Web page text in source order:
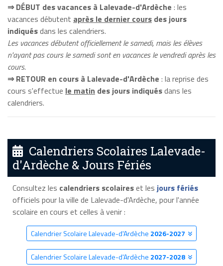
⇒ DÉBUT des vacances à Lalevade-d'Ardèche : les
vacances débutent après le dernier cours des jours
indiquésdans les calendriers.
Les vacances débutent officiellement le samedi, mais les élèves
n'ayant pas cours le samedi sont en vacances le vendredi après les
cours.
⇒ RETOUR en cours à Lalevade-d'Ardèche : la reprise des
cours s'effectue le matin des jours indiquésdans les
calendriers.
Calendriers Scolaires Lalevade-
d'Ardèche & Jours Fériés
Consultez les calendriers scolaireset les jours fériés
officiels pour la ville de Lalevade-d'Ardèche, pour l'année
scolaire en cours et celles à venir :
Calendrier Scolaire Lalevade-d'Ardèche 2026-2027
Calendrier Scolaire Lalevade-d'Ardèche 2027-2028